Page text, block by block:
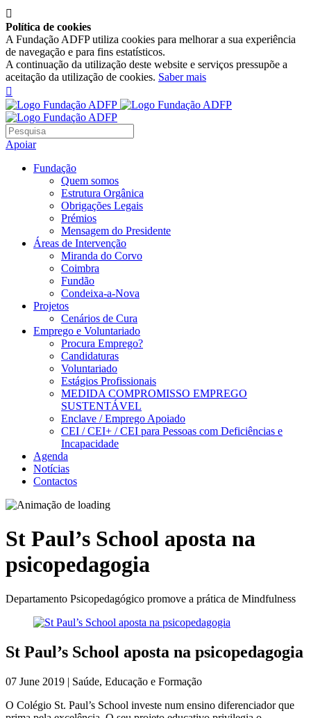

Política de cookies
A Fundação ADFP utiliza cookies para melhorar a sua experiência
de navegação e para fins estatísticos.
A continuação da utilização deste website e serviços pressupõe a
aceitação da utilização de cookies. Saber mais

Apoiar
Fundação
Quem somos
Estrutura Orgânica
Obrigações Legais
Prémios
Mensagem do Presidente
Áreas de Intervenção
Miranda do Corvo
Coimbra
Fundão
Condeixa-a-Nova
Projetos
Cenários de Cura
Emprego e Voluntariado
Procura Emprego?
Candidaturas
Voluntariado
Estágios Profissionais
MEDIDA COMPROMISSO EMPREGO
SUSTENTÁVEL
Enclave / Emprego Apoiado
CEI / CEI+ / CEI para Pessoas com Deficiências e
Incapacidade
Agenda
Notícias
Contactos
St Paul’s School aposta na
psicopedagogia
Departamento Psicopedagógico promove a prática de Mindfulness
St Paul’s School aposta na psicopedagogia
07 June 2019 | Saúde, Educação e Formação
O Colégio St. Paul’s School investe num ensino diferenciador que